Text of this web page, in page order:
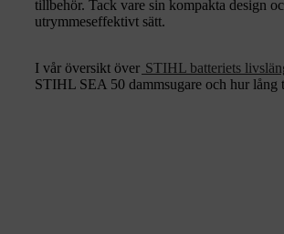
tillbehör. Tack vare sin kompakta design
utrymmeseffektivt sätt.
I vår översikt över STIHL batteriets
STIHL SEA 50 dammsugare och hur lång